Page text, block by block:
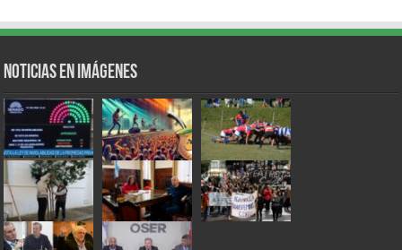
Noticias en Imágenes